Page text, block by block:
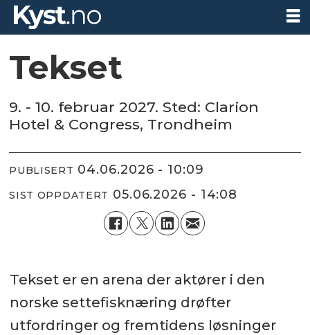
Tekset
9. - 10. februar 2027. Sted: Clarion
Hotel & Congress, Trondheim
PUBLISERT 04.06.2026 - 10:09
SIST OPPDATERT 05.06.2026 - 14:08
Tekset er en arena der aktører i den
norske settefisknæring drøfter
utfordringer og fremtidens løsninger